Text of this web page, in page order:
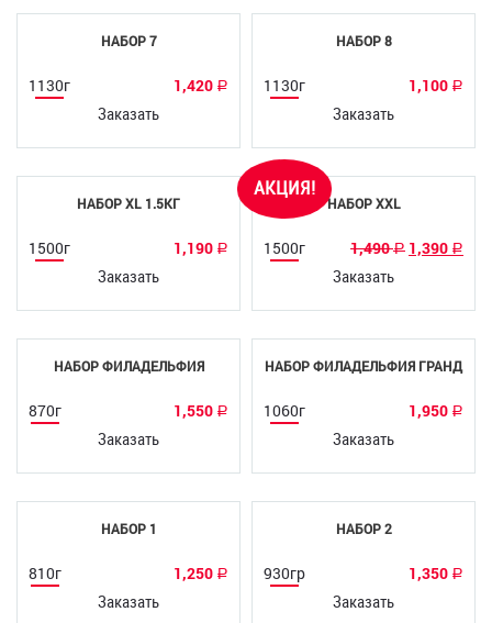
НАБОР 7
1130г 1,420 Р
Заказать
НАБОР 8
1130г 1,100 Р
Заказать
НАБОР XL 1.5КГ
1500г 1,190 Р
Заказать
АКЦИЯ!
НАБОР XXL
1500г 1,490Р 1,390 Р
Заказать
НАБОР ФИЛАДЕЛЬФИЯ
870г 1,550 Р
Заказать
НАБОР ФИЛАДЕЛЬФИЯ ГРАНД
1060г 1,950 Р
Заказать
НАБОР 1
810г 1,250 Р
Заказать
НАБОР 2
930гр 1,350 Р
Заказать